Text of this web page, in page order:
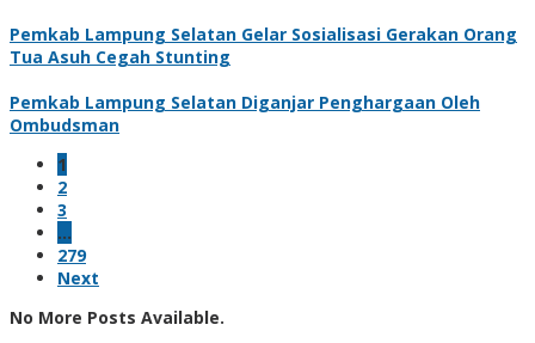
Pemkab Lampung Selatan Gelar Sosialisasi Gerakan Orang
Tua Asuh Cegah Stunting
Pemkab Lampung Selatan Diganjar Penghargaan Oleh
Ombudsman
1
2
3
…
279
Next
No More Posts Available.